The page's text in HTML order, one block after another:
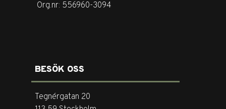
Org.nr: 556960-3094
BESÖK OSS
Tegnérgatan 20